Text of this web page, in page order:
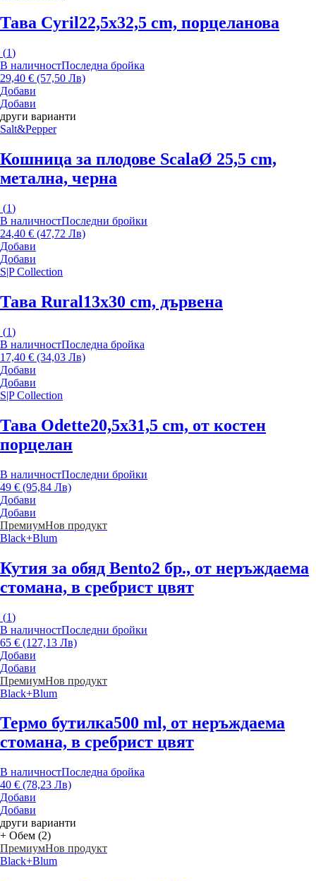
Тава Cyril22,5x32,5 cm, порцеланова
(1)
В наличностПоследна бройка
29,40 € (57,50 Лв)
Добави
Добави
други варианти
Salt&Pepper
Кошница за плодове ScalaØ 25,5 cm,
метална, черна
(1)
В наличностПоследни бройки
24,40 € (47,72 Лв)
Добави
Добави
S|P Collection
Тава Rural13x30 cm, дървена
(1)
В наличностПоследна бройка
17,40 € (34,03 Лв)
Добави
Добави
S|P Collection
Тава Odette20,5x31,5 cm, от костен
порцелан
В наличностПоследни бройки
49 € (95,84 Лв)
Добави
Добави
ПремиумНов продукт
Black+Blum
Кутия за обяд Bento2 бр., от неръждаема
стомана, в сребрист цвят
(1)
В наличностПоследни бройки
65 € (127,13 Лв)
Добави
Добави
ПремиумНов продукт
Black+Blum
Термо бутилка500 ml, от неръждаема
стомана, в сребрист цвят
В наличностПоследна бройка
40 € (78,23 Лв)
Добави
Добави
други варианти
+ Обем (2)
ПремиумНов продукт
Black+Blum